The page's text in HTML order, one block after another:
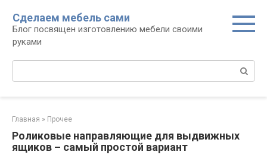
контенту
Сделаем мебель сами
Блог посвящен изготовлению мебели своими
руками
Главная » Прочее
Роликовые направляющие для выдвижных
ящиков – самый простой вариант